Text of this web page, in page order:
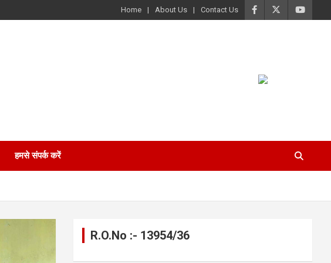
Home About Us Contact Us
हमसे संपर्क करें
R.O.No :- 13954/36